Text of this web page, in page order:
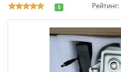
5 Рейтинг: